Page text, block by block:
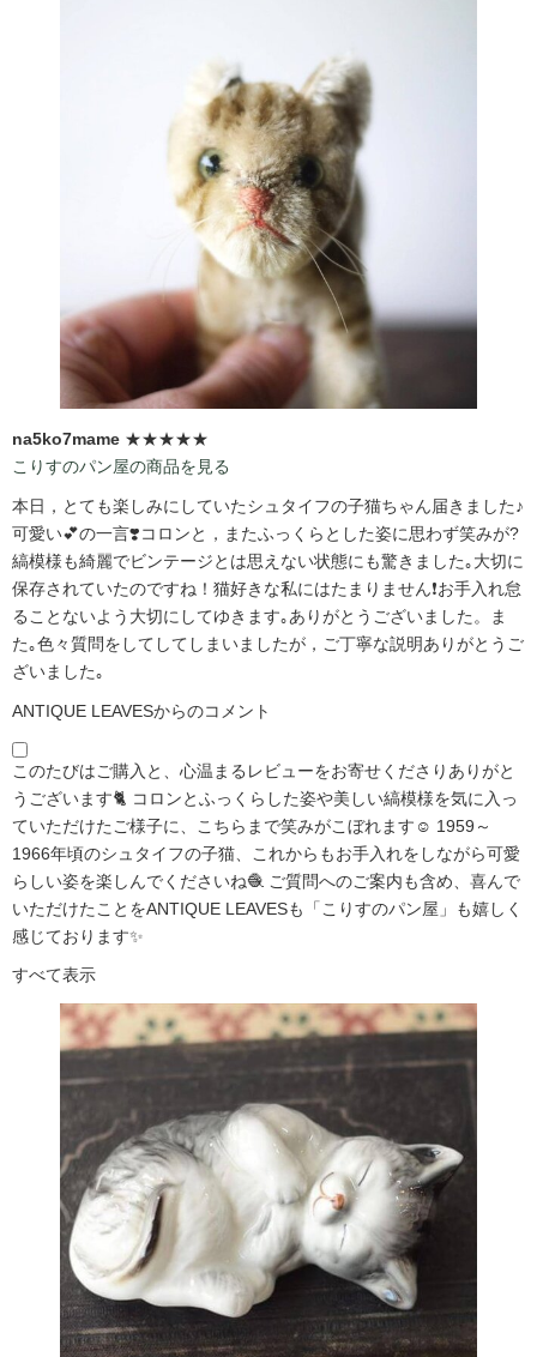
na5ko7mame ★★★★★
こりすのパン屋の商品を見る
本日，とても楽しみにしていたシュタイフの子猫ちゃん届きました♪
可愛い💕の一言❣️コロンと，またふっくらとした姿に思わず笑みが?️
縞模様も綺麗でビンテージとは思えない状態にも驚きました｡大切に
保存されていたのですね！猫好きな私にはたまりません❗️お手入れ怠
ることないよう大切にしてゆきます｡ありがとうございました。ま
た｡色々質問をしてしてしまいましたが，ご丁寧な説明ありがとうご
ざいました｡
ANTIQUE LEAVESからのコメント
このたびはご購入と、心温まるレビューをお寄せくださりありがと
うございます🐈 コロンとふっくらした姿や美しい縞模様を気に入っ
ていただけたご様子に、こちらまで笑みがこぼれます☺️ 1959～
1966年頃のシュタイフの子猫、これからもお手入れをしながら可愛
らしい姿を楽しんでくださいね🧶 ご質問へのご案内も含め、喜んで
いただけたことをANTIQUE LEAVESも「こりすのパン屋」も嬉しく
感じております✨
すべて表示